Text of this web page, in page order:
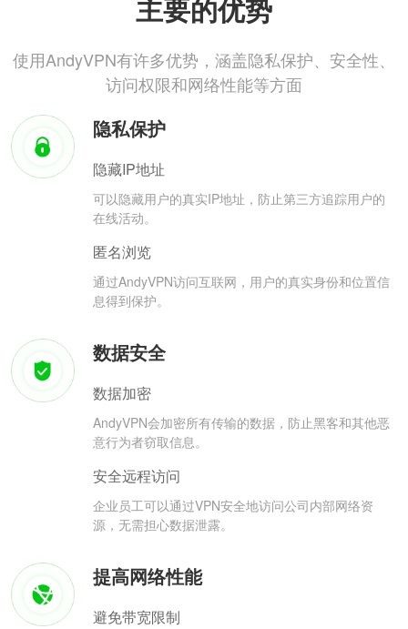
主要的优势
使用AndyVPN有许多优势，涵盖隐私保护、安全性、
访问权限和网络性能等方面
隐私保护
隐藏IP地址
可以隐藏用户的真实IP地址，防止第三方追踪用户的
在线活动。
匿名浏览
通过AndyVPN访问互联网，用户的真实身份和位置信
息得到保护。
数据安全
数据加密
AndyVPN会加密所有传输的数据，防止黑客和其他恶
意行为者窃取信息。
安全远程访问
企业员工可以通过VPN安全地访问公司内部网络资
源，无需担心数据泄露。
提高网络性能
避免带宽限制